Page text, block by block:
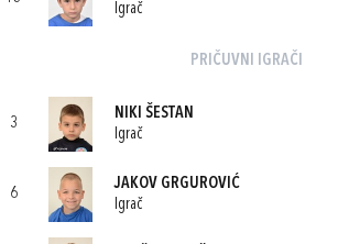
Igrač
PRIČUVNI IGRAČI
3
NIKI ŠESTAN
Igrač
6
JAKOV GRGUROVIĆ
Igrač